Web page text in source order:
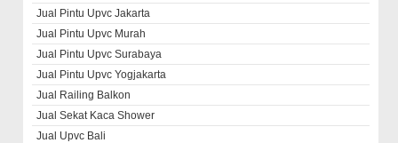
Jual Pintu Upvc Jakarta
Jual Pintu Upvc Murah
Jual Pintu Upvc Surabaya
Jual Pintu Upvc Yogjakarta
Jual Railing Balkon
Jual Sekat Kaca Shower
Jual Upvc Bali